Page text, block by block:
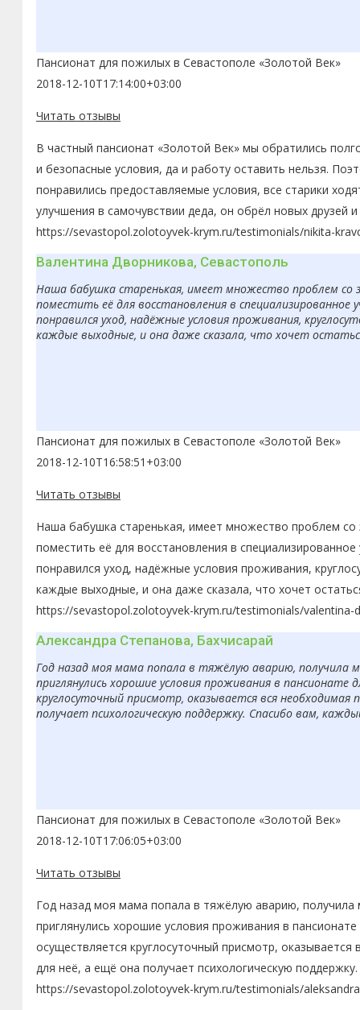
Пансионат для пожилых в Севастополе «Золотой Век»
2018-12-10T17:14:00+03:00
Читать отзывы
В частный пансионат «Золотой Век» мы обратились
и безопасные условия, да и работу оставить нельзя.
понравились предоставляемые условия, все старики
улучшения в самочувствии деда, он обрёл новых
https://sevastopol.zolotoyvek-krym.ru/testimonials/nikita-
Валентина Дворникова, Севастополь
Наша бабушка старенькая, имеет множество проблем со
поместить её для восстановления в
понравился уход, надёжные условия проживания,
каждые выходные, и она даже сказала, что хочет
Пансионат для пожилых в Севастополе «Золотой Век»
2018-12-10T16:58:51+03:00
Читать отзывы
Наша бабушка старенькая, имеет множество проблем
поместить её для восстановления в
понравился уход, надёжные условия проживания,
каждые выходные, и она даже сказала, что хочет
https://sevastopol.zolotoyvek-krym.ru/testimonials/valentina-
Александра Степанова, Бахчисарай
Год назад моя мама попала в тяжёлую аварию, получила
приглянулись хорошие условия проживания в
круглосуточный присмотр, оказывается вся
получает психологическую поддержку. Спасибо вам,
Пансионат для пожилых в Севастополе «Золотой Век»
2018-12-10T17:06:05+03:00
Читать отзывы
Год назад моя мама попала в тяжёлую аварию,
приглянулись хорошие условия проживания в
осуществляется круглосуточный присмотр,
для неё, а ещё она получает психологическую
https://sevastopol.zolotoyvek-krym.ru/testimonials/